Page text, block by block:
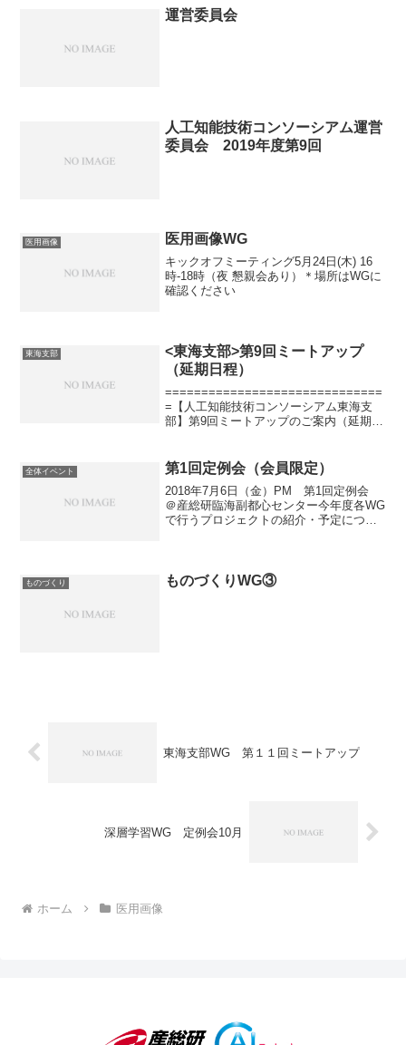
運営委員会
人工知能技術コンソーシアム運営
委員会 2019年度第9回
医用画像 医用画像WG
キックオフミーティング5月24日(木) 16
時-18時（夜 懇親会あり）＊場所はWGに
確認ください
東海支部
<東海支部>第9回ミートアップ
（延期日程）
==============================
=【人工知能技術コンソーシアム東海支
部】第9回ミートアップのご案内（延期日
=日時：2018年8月30日（木）18:3...
全体イベント 第1回定例会（会員限定）
2018年7月6日（金）PM 第1回定例会
＠産総研臨海副都心センター今年度各WG
で行うプロジェクトの紹介・予定につい
加検討中の方...
ものづくり ものづくりWG③
東海支部WG 第１１回ミートアップ
深層学習WG 定例会10月
ホーム 医用画像